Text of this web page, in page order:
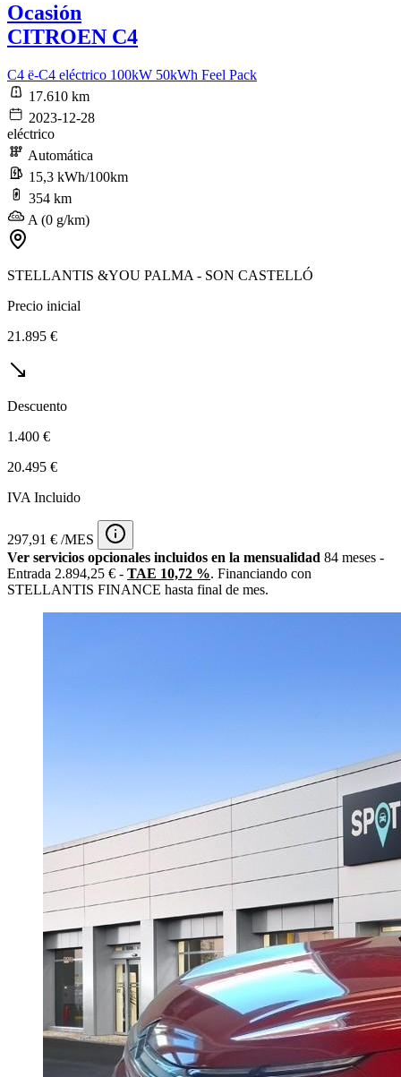
Ocasión
CITROEN C4
C4 ë-C4 eléctrico 100kW 50kWh Feel Pack
17.610 km
2023-12-28
eléctrico
Automática
15,3 kWh/100km
354 km
A (0 g/km)
STELLANTIS &YOU PALMA - SON CASTELLÓ
Precio inicial
21.895 €
Descuento
1.400 €
20.495 €
IVA Incluido
297,91 € /MES
Ver servicios opcionales incluidos en la mensualidad 84 meses -
Entrada 2.894,25 € - TAE 10,72 %. Financiando con
STELLANTIS FINANCE hasta final de mes.